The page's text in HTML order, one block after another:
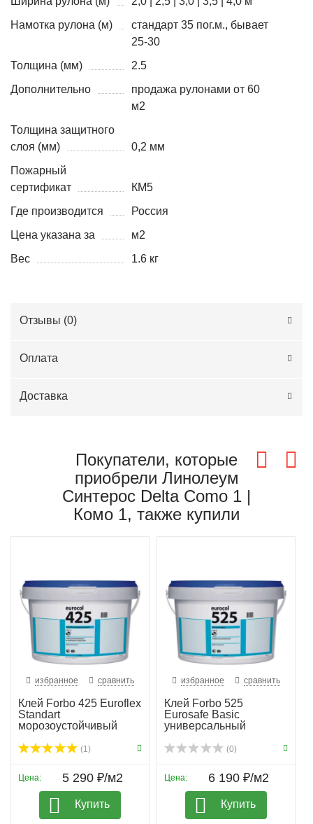
Намотка рулона (м)
стандарт 35 пог.м., бывает
25-30
Толщина (мм)
2.5
Дополнительно
продажа рулонами от 60
м2
Толщина защитного
слоя (мм)
0,2 мм
Пожарный
сертификат
КМ5
Где производится
Россия
Цена указана за
м2
Вес
1.6 кг
Отзывы (0)
Оплата
Доставка
Покупатели, которые
приобрели Линолеум
Синтерос Delta Como 1 |
Комо 1, также купили
избранное сравнить
Клей Forbo 425 Euroflex
Standart
морозоустойчивый
(1)
Цена: 5 290 ₽/м2
Купить
избранное сравнить
Клей Forbo 525
Eurosafe Basic
универсальный
(0)
Цена: 6 190 ₽/м2
Купить